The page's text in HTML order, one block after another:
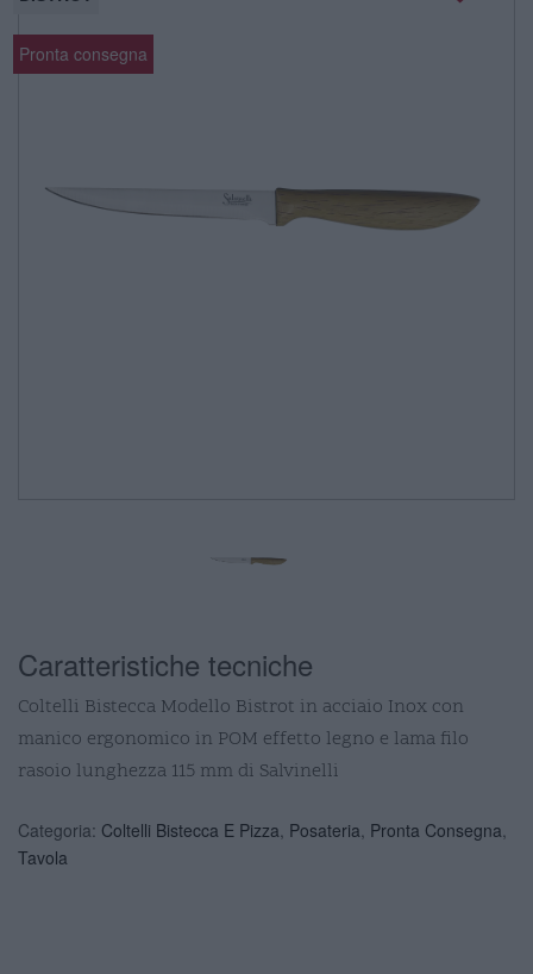
Pronta consegna
Caratteristiche tecniche
Coltelli Bistecca Modello Bistrot in acciaio Inox con
manico ergonomico in POM effetto legno e lama filo
rasoio lunghezza 115 mm di Salvinelli
Categoria: Coltelli Bistecca E Pizza Posateria Pronta Consegna
Tavola